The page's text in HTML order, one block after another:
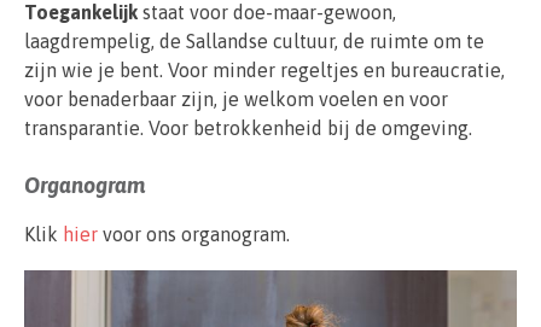
Toegankelijk staat voor doe-maar-gewoon,
laagdrempelig, de Sallandse cultuur, de ruimte om te
zijn wie je bent. Voor minder regeltjes en bureaucratie,
voor benaderbaar zijn, je welkom voelen en voor
transparantie. Voor betrokkenheid bij de omgeving.
Organogram
Klik hier voor ons organogram.